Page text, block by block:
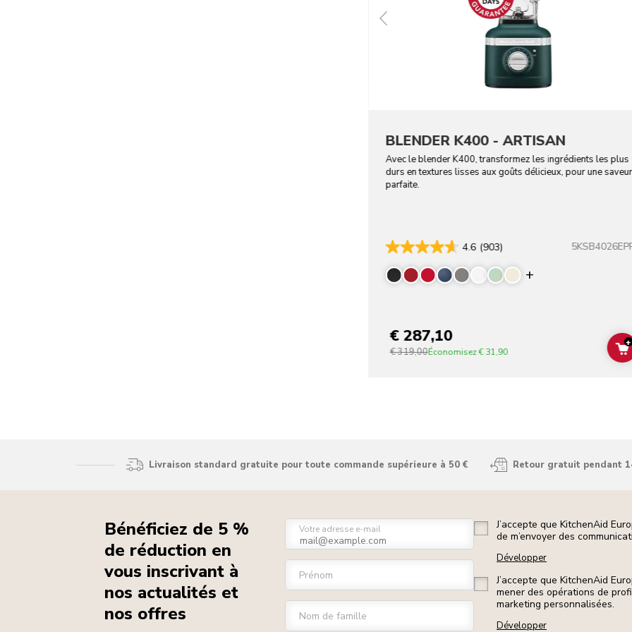
BLENDER K400 - ARTISAN
Avec le blender K400, transformez les ingrédients les plus
durs en textures lisses aux goûts délicieux, pour une saveur
parfaite.
4.6 (903)
Display more
€ 287,10
€ 319,00Économisez€ 31,90
+
Livraison standard gratuite pour toute commande supérieure à 50 € Retour gratuit pendant
Bénéficiez de 5 %
de réduction en
vous inscrivant à
nos actualités et
nos offres
Votre adresse e-mail
Prénom
Nom de famille
J’accepte que KitchenAid
de m’envoyer des
Développer
J’accepte que KitchenAid
mener des opérations de
marketing personnalisées.
Développer